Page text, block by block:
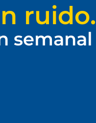
ruido.
semanal